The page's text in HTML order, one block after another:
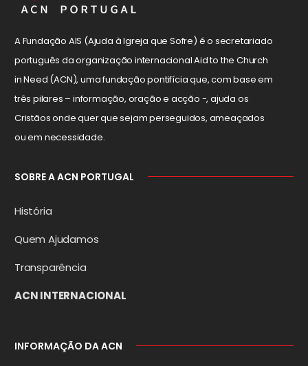
A Fundação AIS (Ajuda à Igreja que Sofre) é o secretariado
português da organização internacional Aid to the Church
in Need (ACN), uma fundação pontifícia que, com base em
três pilares – informação, oração e acção -, ajuda os
Cristãos onde quer que sejam perseguidos, ameaçados
ou em necessidade.
SOBRE A ACN PORTUGAL
História
Quem Ajudamos
Transparência
ACN INTERNACIONAL
INFORMAÇÃO DA ACN